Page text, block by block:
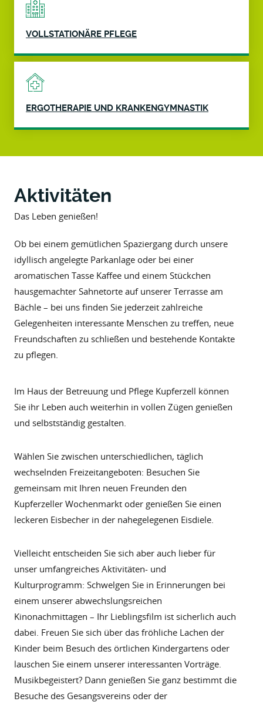
VOLLSTATIONÄRE PFLEGE
ERGOTHERAPIE UND KRANKENGYMNASTIK
Aktivitäten
Das Leben genießen!
Ob bei einem gemütlichen Spaziergang durch unsere
idyllisch angelegte Parkanlage oder bei einer
aromatischen Tasse Kaffee und einem Stückchen
hausgemachter Sahnetorte auf unserer Terrasse am
Bächle – bei uns finden Sie jederzeit zahlreiche
Gelegenheiten interessante Menschen zu treffen, neue
Freundschaften zu schließen und bestehende Kontakte
zu pflegen.
Im Haus der Betreuung und Pflege Kupferzell können
Sie ihr Leben auch weiterhin in vollen Zügen genießen
und selbstständig gestalten.
Wählen Sie zwischen unterschiedlichen, täglich
wechselnden Freizeitangeboten: Besuchen Sie
gemeinsam mit Ihren neuen Freunden den
Kupferzeller Wochenmarkt oder genießen Sie einen
leckeren Eisbecher in der nahegelegenen Eisdiele.
Vielleicht entscheiden Sie sich aber auch lieber für
unser umfangreiches Aktivitäten- und
Kulturprogramm: Schwelgen Sie in Erinnerungen bei
einem unserer abwechslungsreichen
Kinonachmittagen – Ihr Lieblingsfilm ist sicherlich auch
dabei. Freuen Sie sich über das fröhliche Lachen der
Kinder beim Besuch des örtlichen Kindergartens oder
lauschen Sie einem unserer interessanten Vorträge.
Musikbegeistert? Dann genießen Sie ganz bestimmt die
Besuche des Gesangsvereins oder der